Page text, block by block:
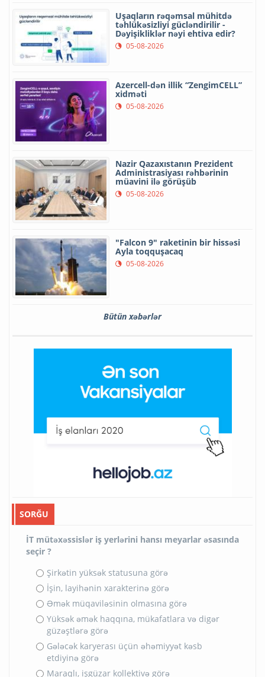
Uşaqların rəqəmsal mühitdə
təhlükəsizliyi gücləndirilir -
Dəyişikliklər nəyi ehtiva edir?
05-08-2026
Azercell-dən illik “ZengimCELL”
xidməti
05-08-2026
Nazir Qazaxıstanın Prezident
Administrasiyası rəhbərinin
müavini ilə görüşüb
05-08-2026
"Falcon 9" raketinin bir hissəsi
Ayla toqquşacaq
05-08-2026
Bütün xəbərlər
SORĞU
İT mütəxəssislər iş yerlərini hansı meyarlar əsasında
seçir ?
Şirkətin yüksək statusuna görə
İşin, layihənin xarakterinə görə
Əmək müqaviləsinin olmasına görə
Yüksək əmək haqqına, mükafatlara və digər
güzəştlərə görə
Gələcək karyerası üçün əhəmiyyət kəsb
etdiyinə görə
Maraqlı, işgüzar kollektivə görə